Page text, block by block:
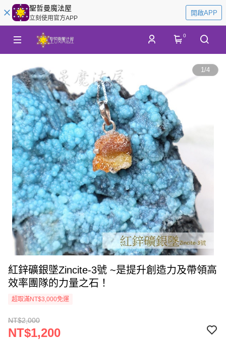
聖哲曼魔法屋
立刻使用官方APP
開啟APP
0
1/4
紅鋅礦銀墜Zincite-3號 ~是提升創造力及帶領高
效率團隊的力量之石！
超取滿NT$3,000免運
NT$2,000
NT$1,200